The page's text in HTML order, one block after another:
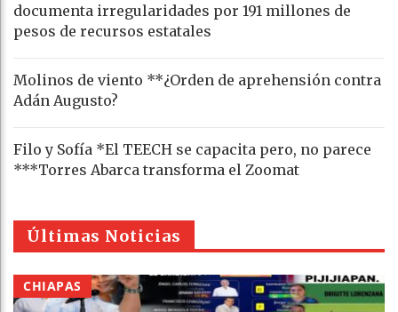
documenta irregularidades por 191 millones de
pesos de recursos estatales
Molinos de viento **¿Orden de aprehensión contra
Adán Augusto?
Filo y Sofía *El TEECH se capacita pero, no parece
***Torres Abarca transforma el Zoomat
Últimas Noticias
CHIAPAS